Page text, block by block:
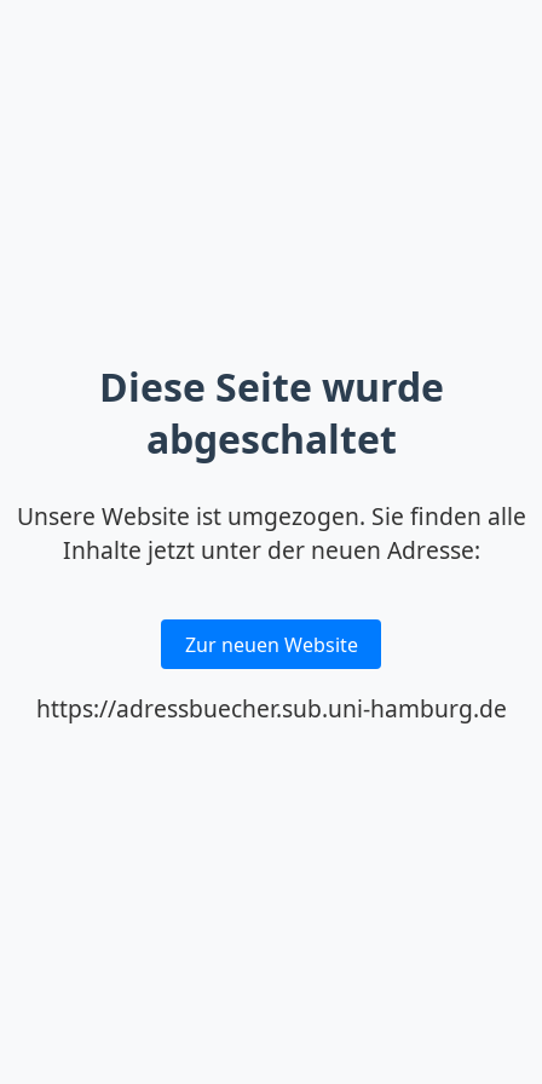
Diese Seite wurde
abgeschaltet
Unsere Website ist umgezogen. Sie finden alle
Inhalte jetzt unter der neuen Adresse:
Zur neuen Website
https://adressbuecher.sub.uni-hamburg.de